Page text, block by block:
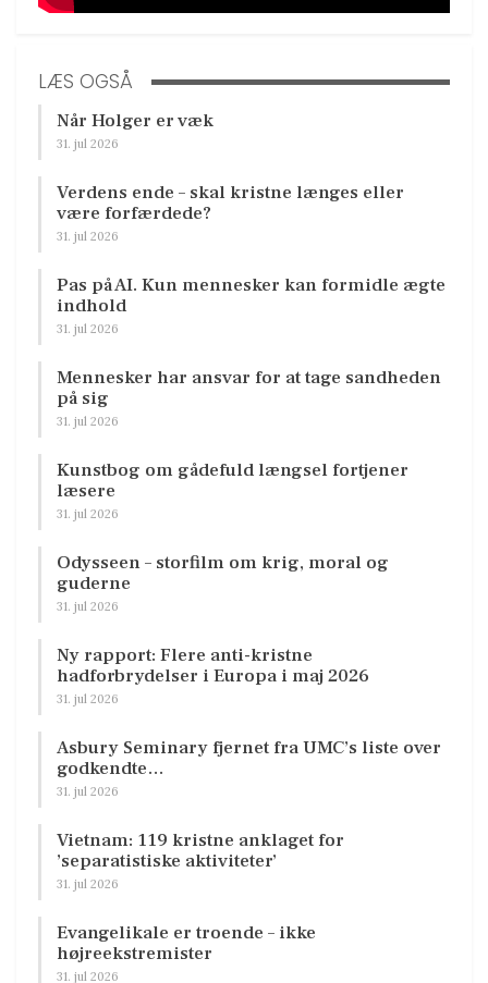
LÆS OGSÅ
Når Holger er væk
31. jul 2026
Verdens ende – skal kristne længes eller
være forfærdede?
31. jul 2026
Pas på AI. Kun mennesker kan formidle ægte
indhold
31. jul 2026
Mennesker har ansvar for at tage sandheden
på sig
31. jul 2026
Kunstbog om gådefuld længsel fortjener
læsere
31. jul 2026
Odysseen – storfilm om krig, moral og
guderne
31. jul 2026
Ny rapport: Flere anti-kristne
hadforbrydelser i Europa i maj 2026
31. jul 2026
Asbury Seminary fjernet fra UMC’s liste over
godkendte…
31. jul 2026
Vietnam: 119 kristne anklaget for
’separatistiske aktiviteter’
31. jul 2026
Evangelikale er troende – ikke
højreekstremister
31. jul 2026